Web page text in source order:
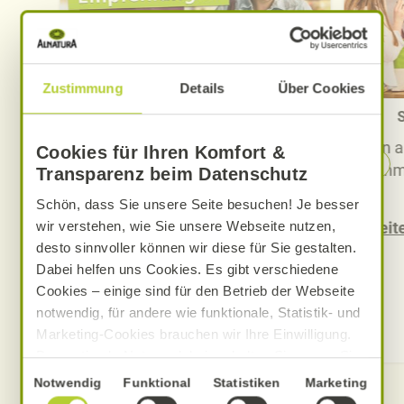
Zustimmung Details Über Cookies
Cookies für Ihren Komfort &
Transparenz beim Datenschutz
Schön, dass Sie unsere Seite besuchen! Je besser
wir verstehen, wie Sie unsere Webseite nutzen,
desto sinnvoller können wir diese für Sie gestalten.
Dabei helfen uns Cookies. Es gibt verschiedene
Cookies – einige sind für den Betrieb der Webseite
notwendig, für andere wie funktionale, Statistik- und
Marketing-Cookies brauchen wir Ihre Einwilligung.
Das optimale Nutzererlebnis erhalten Sie, wenn Sie
„Alle Cookies erlauben“ anklicken. Ihre Einwilligung
umfasst in diesem Fall auch den Einsatz von
Einwilligungsauswahl
Notwendig Funktional Statistiken Marketing
Produkt-Empfehlungen der aktuellen
Informieren Sie sich hier über die
aktuellen Woche.
Hier klicken
In